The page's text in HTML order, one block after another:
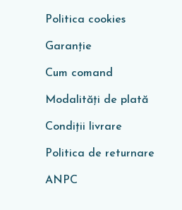
Politica cookies
Garanţie
Cum comand
Modalități de plată
Condiţii livrare
Politica de returnare
ANPC